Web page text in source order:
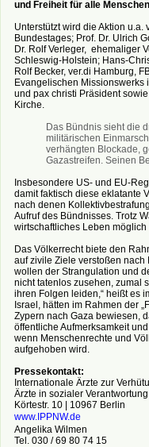
und Freiheit für alle
Unterstützt wird die Aktion
Bundestages; Prof. Dr. Ulrich
Dr. Rolf Verleger, ehemaliger
Schleswig-Holstein; Hans-
Rolf Becker, ver.di Hamburg,
Evangelischen Missionswerks
und pax christi Präsident
Kirche.
Das Bündnis sieht die
militärischen
verhängten Blockade,
Gazastreifen. Seinen
Insbesondere US- und EU-
damit faktisch diese eklatante
nach denen
Aufruf des Bündnisses. Trotz
wirtschaftliches Leben
Das Völkerrecht biete den
auf zivile Ziele verstoßen nach
wollen der Strangulation und
nicht tatenlos zusehen, zumal
ihren Folgen leiden,“ heißt es
Israel, hätten im Rahmen der
Zypern nach Gaza bewiesen,
öffentliche Aufmerksamkeit
wenn Menschenrechte und
aufgehoben wird.
Pressekontakt:
Internationale Ärzte zur
Ärzte in sozialer Verantwortung
Körtestr. 10 | 10967 Berlin
www.IPPNW.de
Angelika Wilmen
Tel. 030 / 69 80 74 15